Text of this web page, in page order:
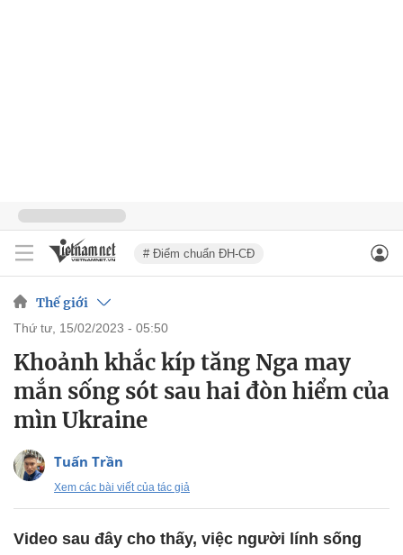
# Điểm chuẩn ĐH-CĐ
Thế giới
thứ tư, 15/02/2023 - 05:50
Khoảnh khắc kíp tăng Nga may
mắn sống sót sau hai đòn hiểm của
mìn Ukraine
Tuấn Trần
Xem các bài viết của tác giả
Video sau đây cho thấy, việc người lính sống